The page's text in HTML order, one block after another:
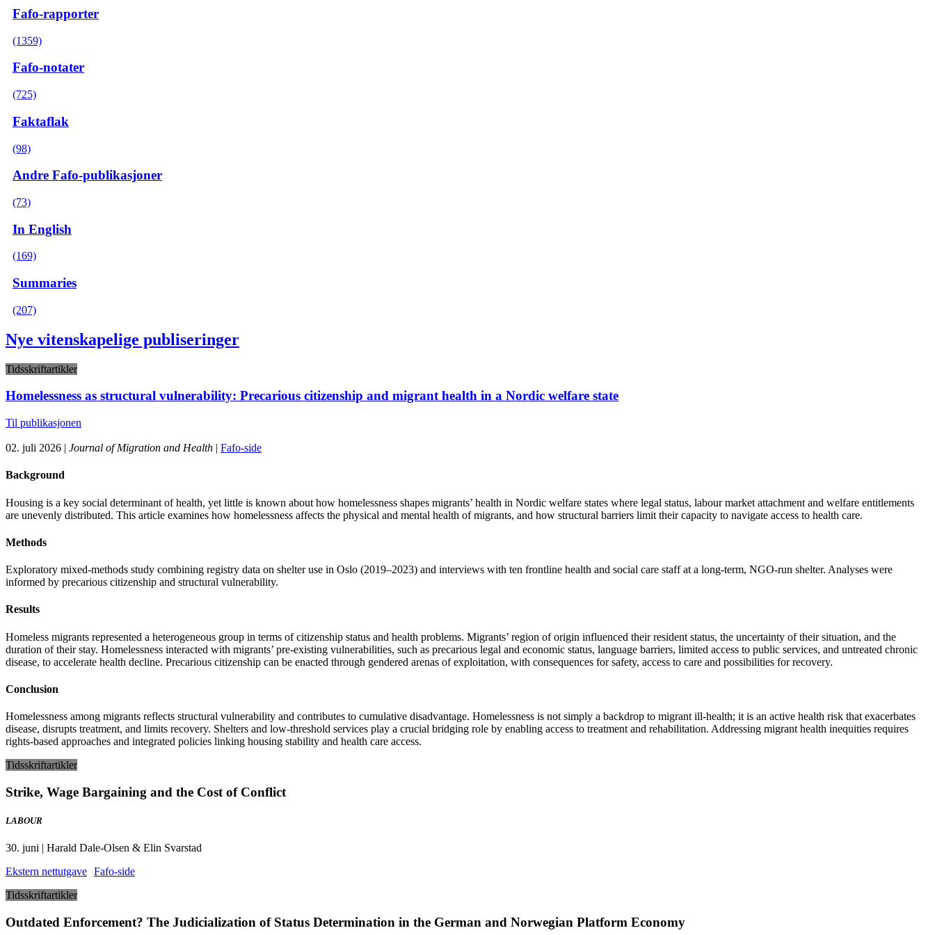
Fafo-rapporter
(1359)
Fafo-notater
(725)
Faktaflak
(98)
Andre Fafo-publikasjoner
(73)
In English
(169)
Summaries
(207)
Nye vitenskapelige publiseringer
Tidsskriftartikler
Homelessness as structural vulnerability: Precarious citizenship and migrant health in a Nordic welfare state
Til publikasjonen
02. juli 2026 | Journal of Migration and Health | Fafo-side
Background
Housing is a key social determinant of health, yet little is known about how homelessness shapes migrants’ health in Nordic welfare states where legal status, labour market attachment and welfare entitlements
are unevenly distributed. This article examines how homelessness affects the physical and mental health of migrants, and how structural barriers limit their capacity to navigate access to health care.
Methods
Exploratory mixed-methods study combining registry data on shelter use in Oslo (2019–2023) and interviews with ten frontline health and social care staff at a long-term, NGO-run shelter. Analyses were
informed by precarious citizenship and structural vulnerability.
Results
Homeless migrants represented a heterogeneous group in terms of citizenship status and health problems. Migrants’ region of origin influenced their resident status, the uncertainty of their situation, and the
duration of their stay. Homelessness interacted with migrants’ pre-existing vulnerabilities, such as precarious legal and economic status, language barriers, limited access to public services, and untreated chronic
disease, to accelerate health decline. Precarious citizenship can be enacted through gendered arenas of exploitation, with consequences for safety, access to care and possibilities for recovery.
Conclusion
Homelessness among migrants reflects structural vulnerability and contributes to cumulative disadvantage. Homelessness is not simply a backdrop to migrant ill-health; it is an active health risk that exacerbates
disease, disrupts treatment, and limits recovery. Shelters and low-threshold services play a crucial bridging role by enabling access to treatment and rehabilitation. Addressing migrant health inequities requires
rights-based approaches and integrated policies linking housing stability and health care access.
Tidsskriftartikler
Strike, Wage Bargaining and the Cost of Conflict
LABOUR
30. juni | Harald Dale-Olsen & Elin Svarstad
Ekstern nettutgave Fafo-side
Tidsskriftartikler
Outdated Enforcement? The Judicialization of Status Determination in the German and Norwegian Platform Economy